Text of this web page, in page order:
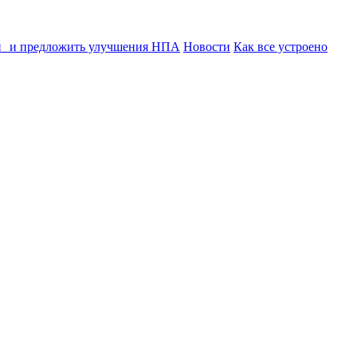
и предложить улучшения НПА Новости Как все устроено